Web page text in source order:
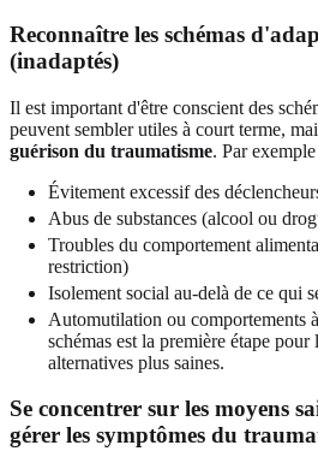
Reconnaître les schémas
(inadaptés)
Il est important d'être conscient des
peuvent sembler utiles à court terme,
guérison du traumatisme. Par exemple
Évitement excessif des
Abus de substances (alcool ou
Troubles du comportement
restriction)
Isolement social au-delà de ce qui
Automutilation ou comportements
schémas est la première étape pour
alternatives plus saines.
Se concentrer sur les moyens
gérer les symptômes du